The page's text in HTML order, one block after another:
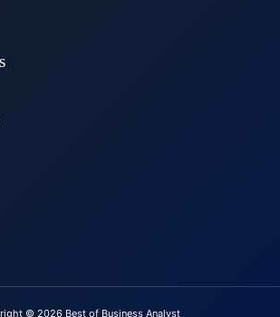
© 2026 Best of Business Analyst